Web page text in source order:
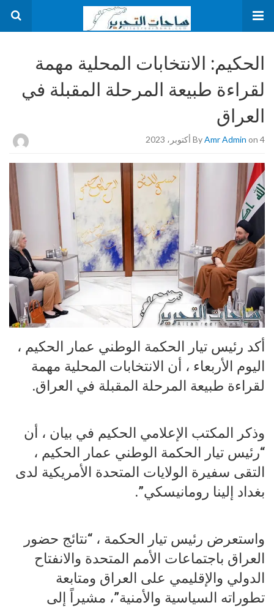
الحكيم: الانتخابات المحلية مهمة
لقراءة طبيعة المرحلة المقبلة في
العراق
ByAmr Admin on 4 أكتوبر، 2023
أكد رئيس تيار الحكمة الوطني عمار الحكيم ،
اليوم الأربعاء ، أن الانتخابات المحلية مهمة
لقراءة طبيعة المرحلة المقبلة في العراق.
وذكر المكتب الإعلامي الحكيم في بيان ، أن
“رئيس تيار الحكمة الوطني عمار الحكيم ،
التقى سفيرة الولايات المتحدة الأمريكية لدى
بغداد إلينا رومانيسكي”.
واستعرض رئيس تيار الحكمة ، “نتائج حضور
العراق باجتماعات الأمم المتحدة والانفتاح
الدولي والإقليمي على العراق ومتابعة
تطوراته السياسية والأمنية”، مشيراً إلى